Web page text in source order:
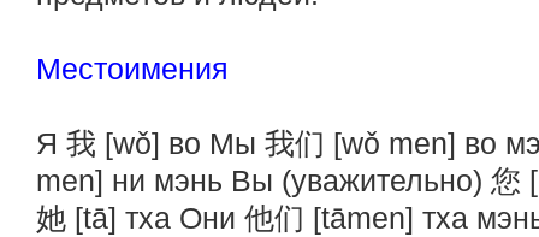
Местоимения
Я 我 [wǒ] во Мы 我们 [wǒ men] во
men] ни мэнь Вы (уважительно) 您
她 [tā] тха Они 他们 [tāmen] тха